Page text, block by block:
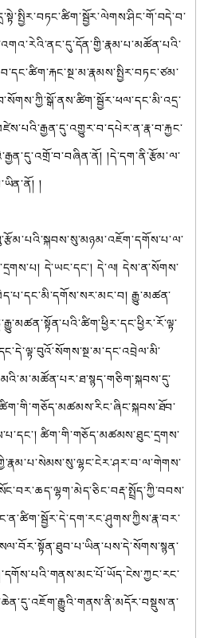
།དེ་དག་ནི་རྩོམ་ལ་
།
དེ་ཡང་དང་། དེ་ལ། དེས་ན་སོགས་
རྒྱུ་མཚན་
ཚིག་གི་གཅོད་མཚམས་རིང་ཞིང་སྐབས་ཐོབ་
ཚིག་གི་གཅོད་མཚམས་ཐུང་དྲགས་